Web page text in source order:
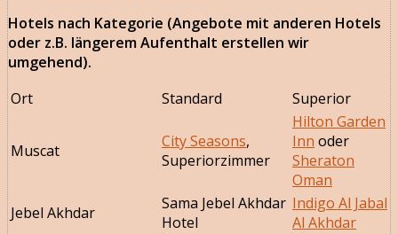
Hotels nach Kategorie (Angebote mit anderen Hotels
oder z.B. längerem Aufenthalt erstellen wir
umgehend).
Ort
Standard Superior
Muscat City Seasons,
Superiorzimmer
Hilton Garden
Inn oder
Sheraton
Oman
Jebel Akhdar
Sama Jebel Akhdar
Hotel
Indigo Al Jabal
Al Akhdar